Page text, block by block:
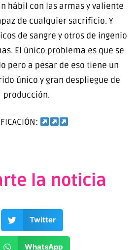
hábil con las armas y valiente
de cualquier sacrificio. Y
de sangre y otros de ingenio
El único problema es que se
pero a pesar de eso tiene un
único y gran despliegue de
producción.
la noticia
Twitter
WhatsApp